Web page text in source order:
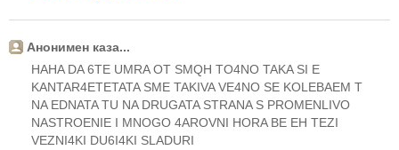
Анонимен каза...
HAHA DA 6TE UMRA OT SMQH TO4NO TAKA SI E
KANTAR4ETETATA SME TAKIVA VE4NO SE KOLEBAEM T
NA EDNATA TU NA DRUGATA STRANA S PROMENLIVO
NASTROENIE I MNOGO 4AROVNI HORA BE EH TEZI
VEZNI4KI DU6I4KI SLADURI